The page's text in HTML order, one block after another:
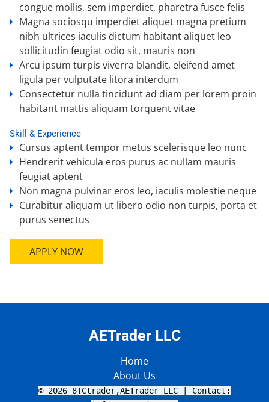
congue mollis, sem imperdiet, pharetra fusce felis
Magna sociosqu imperdiet aliquet magna pretium
nibh ultrices iaculis dictum habitant aliquet leo
sollicitudin feugiat odio sit, mauris non
Arcu ipsum turpis viverra blandit, eleifend amet
ligula per vulputate litora interdum
Consectetur nulla tincidunt ad diam per lorem proin
habitant mattis aliquam torquent vitae
Skill & Experience
Cursus aptent tempor metus scelerisque leo nunc
Hendrerit vehicula eros purus ac nullam mauris
feugiat aptent
Non magna pulvinar eros leo, iaculis molestie neque
Curabitur aliquam ut libero odio non turpis, porta et
purus senectus
APPLY NOW
Home
About Us
© 2026 8TCtrader,AETrader LLC | Contact:
AETrader LLC